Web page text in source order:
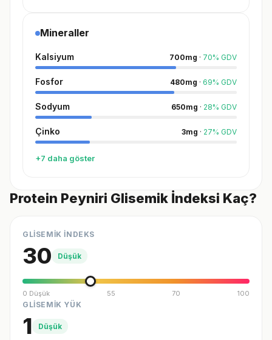
Mineraller
Kalsiyum 700mg · 70% GDV
Fosfor 480mg · 69% GDV
Sodyum 650mg · 28% GDV
Çinko 3mg · 27% GDV
+7 daha göster
Protein Peyniri Glisemik İndeksi Kaç?
GLİSEMİK İNDEKS
30 Düşük
0 Düşük 55 70 100
GLİSEMİK YÜK
1 Düşük